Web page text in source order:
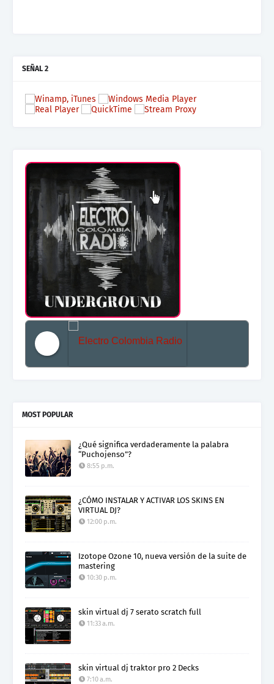
SEÑAL 2
MOST POPULAR
¿Qué significa verdaderamente la palabra
“Puchojenso”?
8:55 p.m.
¿CÓMO INSTALAR Y ACTIVAR LOS SKINS EN
VIRTUAL DJ?
12:00 p.m.
Izotope Ozone 10, nueva versión de la suite de
mastering
10:30 p.m.
skin virtual dj 7 serato scratch full
11:33 a.m.
skin virtual dj traktor pro 2 Decks
7:10 a.m.